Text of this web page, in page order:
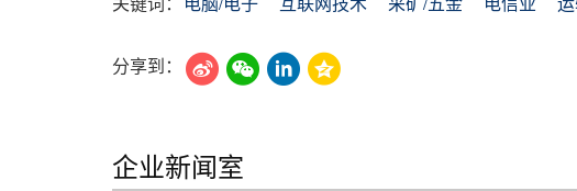
分享到：
企业新闻室